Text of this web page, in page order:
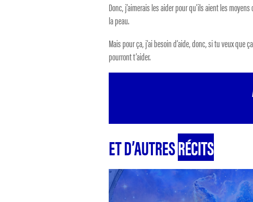
Donc, j’aimerais les aider pour qu’ils aient les
la peau.
Mais pour ça, j’ai besoin d’aide, donc, si tu veux que
pourront t’aider.
ET D’AUTRESRÉCITS